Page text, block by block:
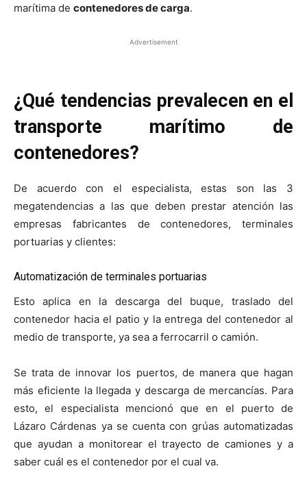
marítima de contenedores de carga.
Advertisement
¿Qué tendencias prevalecen en el
transporte marítimo de
contenedores?
De acuerdo con el especialista, estas son las 3
megatendencias a las que deben prestar atención las
empresas fabricantes de contenedores, terminales
portuarias y clientes:
Automatización de terminales portuarias
Esto aplica en la descarga del buque, traslado del
contenedor hacia el patio y la entrega del contenedor al
medio de transporte, ya sea a ferrocarril o camión.
Se trata de innovar los puertos, de manera que hagan
más eficiente la llegada y descarga de mercancías. Para
esto, el especialista mencionó que en el puerto de
Lázaro Cárdenas ya se cuenta con grúas automatizadas
que ayudan a monitorear el trayecto de camiones y a
saber cuál es el contenedor por el cual va.